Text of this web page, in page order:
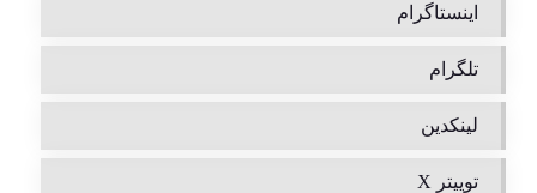
اینستاگرام
تلگرام
لینکدین
توییتر X